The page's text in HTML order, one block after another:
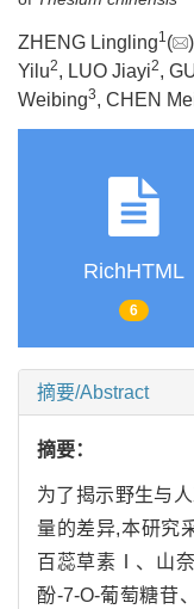
ZHENG Lingling1 (
Yilu2, LUO Jiayi2,
Weibing3, CHEN
RichHTML
6
摘要/Abstract
摘要：
为了揭示野生与
量的差异,本研究
百蕊草素Ⅰ、山
酚-7-O-葡萄糖苷